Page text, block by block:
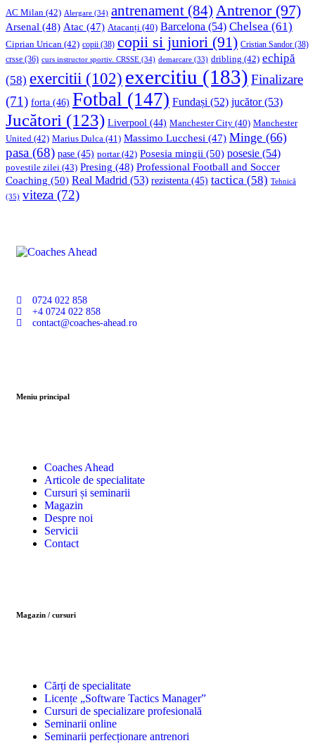
AC Milan (42) Alergare (34) antrenament (84) Antrenor(97)
Arsenal (48) Atac (47) Atacanți (40) Barcelona (54) Chelsea (61)
Ciprian Urican (42) copii (38) copii si juniori (91) Cristian Sandor (38)
crsse (36) curs instructor sportiv. CRSSE (34) demarcare (33) dribling (42) echipă
(58) exercitii (102) exercitiu (183) Finalizare
(71) forta (46) Fotbal (147) Fundași (52) jucător(53)
Jucători (123) Liverpool (44) Manchester City (40) Manchester
United (42) Marius Dulca (41) Massimo Lucchesi (47) Minge (66)
pasa (68) pase (45) portar(42) Posesia mingii (50) posesie (54)
povestile zilei (43) Presing (48) Professional Football and Soccer
Coaching (50) Real Madrid (53) rezistenta (45) tactica (58) Tehnică
(35) viteza (72)
0724 022 858
+4 0724 022 858
contact@coaches-ahead.ro
Meniu principal
Coaches Ahead
Articole de specialitate
Cursuri și seminarii
Magazin
Despre noi
Servicii
Contact
Magazin / cursuri
Cărți de specialitate
Licențe „Software Tactics Manager”
Cursuri de specializare profesională
Seminarii online
Seminarii perfecționare antrenori